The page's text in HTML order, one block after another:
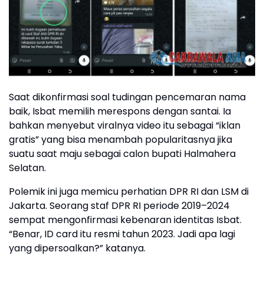
Saat dikonfirmasi soal tudingan pencemaran nama
baik, Isbat memilih merespons dengan santai. Ia
bahkan menyebut viralnya video itu sebagai “iklan
gratis” yang bisa menambah popularitasnya jika
suatu saat maju sebagai calon bupati Halmahera
Selatan.
Polemik ini juga memicu perhatian DPR RI dan LSM di
Jakarta. Seorang staf DPR RI periode 2019–2024
sempat mengonfirmasi kebenaran identitas Isbat.
“Benar, ID card itu resmi tahun 2023. Jadi apa lagi
yang dipersoalkan?” katanya.